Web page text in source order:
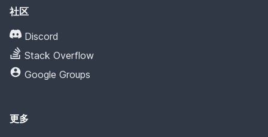
社区
Discord
Stack Overflow
Google Groups
更多